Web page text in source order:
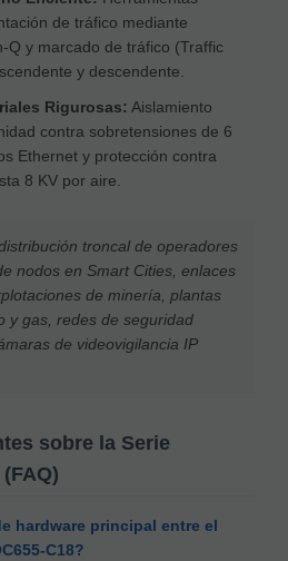
de tráfico mediante
Q y marcado de tráfico (Traffic
y descendente.
Rigurosas: Aislamiento
contra sobretensiones de 6
Ethernet y protección contra
8 KV por aire.
troncal de operadores
nodos en Smart Cities, enlaces
de minería, plantas
y gas, redes de seguridad
de videovigilancia IP
sobre la Serie
hardware principal entre el
C18?